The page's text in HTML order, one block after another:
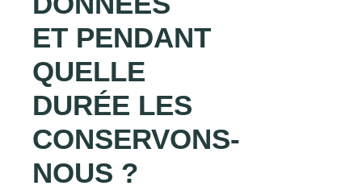
ET PENDANT
QUELLE
DURÉE LES
CONSERVONS-
NOUS ?